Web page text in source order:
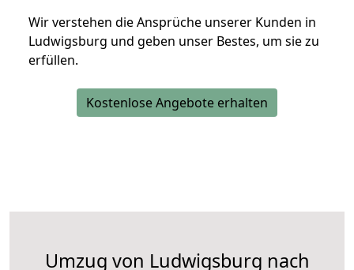
Wir verstehen die Ansprüche unserer Kunden in
Ludwigsburg und geben unser Bestes, um sie zu
erfüllen.
Kostenlose Angebote erhalten
Umzug von Ludwigsburg nach